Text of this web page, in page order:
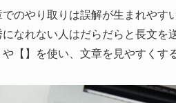
のやり取りは誤解が生まれやす
なれない人はだらだらと長文を
や【】を使い、文章を見やすく